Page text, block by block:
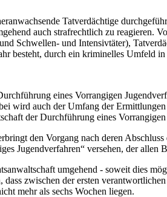
Tatverdächtige
auch strafrechtlich zu reagieren.
Schwellen- und Intensivtäter),
besteht, durch ein kriminelles Umfeld
eines Vorrangigen
wird auch der Umfang der
der Durchführung eines
den Vorgang nach deren
Jugendverfahren“ versehen, der
umgehend - soweit dies
zwischen der ersten
mehr als sechs Wochen liegen.